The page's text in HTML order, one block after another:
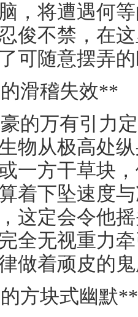
，将遭遇何
俊不禁，在
可随意摆弄
滑稽失效**
的万有引力
物从极高处
一方干草块
着下坠速度
这定会令他
全无视重力
做着顽皮的
方块式幽默**